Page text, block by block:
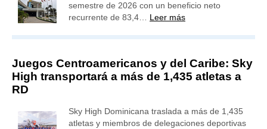
semestre de 2026 con un beneficio neto
recurrente de 83,4… Leer más
Juegos Centroamericanos y del Caribe: Sky
High transportará a más de 1,435 atletas a
RD
Sky High Dominicana traslada a más de 1,435
atletas y miembros de delegaciones deportivas